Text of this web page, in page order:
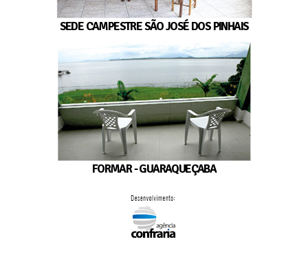
SEDE CAMPESTRE SÃO JOSÉ DOS PINHAIS
FORMAR - GUARAQUEÇABA